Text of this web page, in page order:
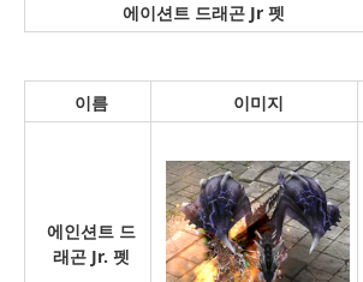
에이션트 드래곤 Jr 펫
이름 이미지
에인션트 드
래곤 Jr. 펫